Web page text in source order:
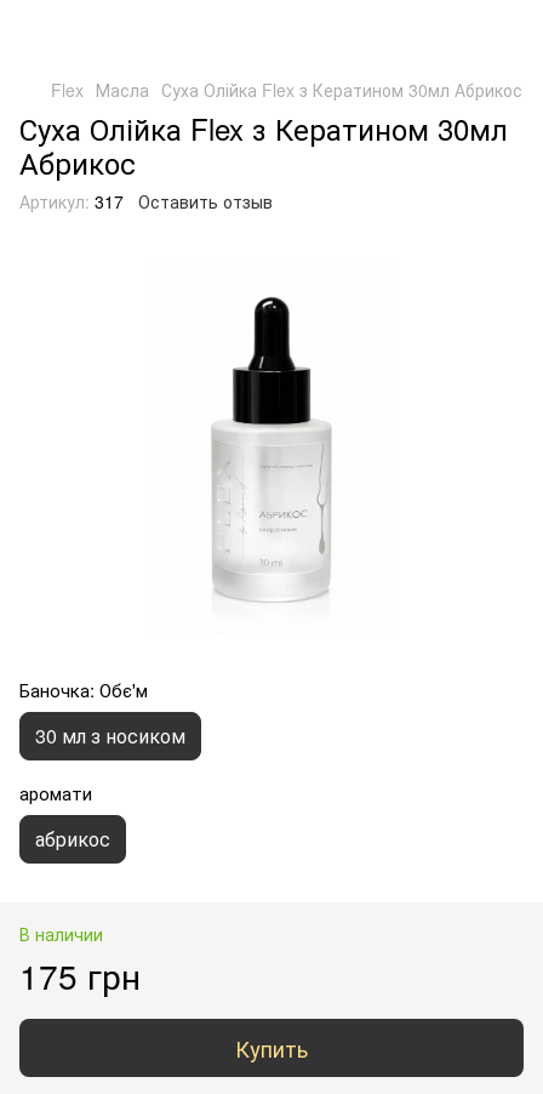
Flex Масла Суха Олійка Flex з Кератином 30мл Абрикос
Суха Олійка Flex з Кератином 30мл
Абрикос
Артикул: 317 Оставить отзыв
Баночка: Обє'м
30 мл з носиком
аромати
абрикос
В наличии
175 грн
Купить